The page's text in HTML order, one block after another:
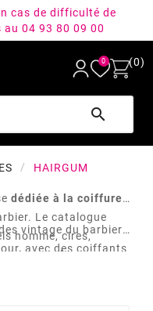
cas de difficulté de
04 93 80 09 00
0 (0)

HAIRGUM
dédiée à la coiffure
Le catalogue
homme, cires,
ou fugaces pour
vintage du barbier
avec des coiffants
de résidu blanc. Une